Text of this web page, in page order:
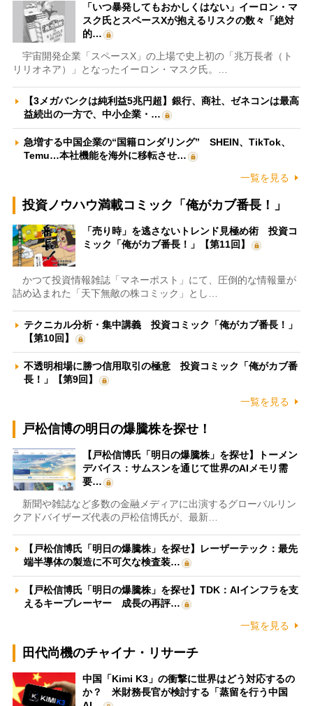
「いつ暴発してもおかしくはない」イーロン・マ
スク氏とスペースXが抱えるリスクの数々「絶対
的…
宇宙開発企業「スペースX」の上場で史上初の「兆万長者（ト
リリオネア）」となったイーロン・マスク氏。…
【3メガバンクは純利益5兆円超】銀行、商社、ゼネコンは最高
益続出の一方で、中小企業・…
急増する中国企業の“国籍ロンダリング” SHEIN、TikTok、
Temu…本社機能を海外に移転させ…
一覧を見る
投資ノウハウ満載コミック「俺がカブ番長！」
「売り時」を逃さないトレンド見極め術 投資コ
ミック「俺がカブ番長！」【第11回】
かつて投資情報雑誌「マネーポスト」にて、圧倒的な情報量が
詰め込まれた「天下無敵の株コミック」とし…
テクニカル分析・集中講義 投資コミック「俺がカブ番長！」
【第10回】
不透明相場に勝つ信用取引の極意 投資コミック「俺がカブ番
長！」【第9回】
一覧を見る
戸松信博の明日の爆騰株を探せ！
【戸松信博氏「明日の爆騰株」を探せ】トーメン
デバイス：サムスンを通じて世界のAIメモリ需
要…
新聞や雑誌など多数の金融メディアに出演するグローバルリン
クアドバイザーズ代表の戸松信博氏が、最新…
【戸松信博氏「明日の爆騰株」を探せ】レーザーテック：最先
端半導体の製造に不可欠な検査装…
【戸松信博氏「明日の爆騰株」を探せ】TDK：AIインフラを支
えるキープレーヤー 成長の再評…
一覧を見る
田代尚機のチャイナ・リサーチ
中国「Kimi K3」の衝撃に世界はどう対応するの
か？ 米財務長官が検討する「蒸留を行う中国